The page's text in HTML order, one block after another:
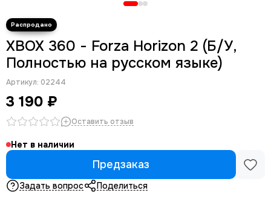
XBOX 360 - Forza Horizon 2 (Б/У,
Полностью на русском языке)
Артикул: 02244
3 190 ₽
Оставить отзыв
Нет в наличии
Предзаказ
Задать вопрос Поделиться